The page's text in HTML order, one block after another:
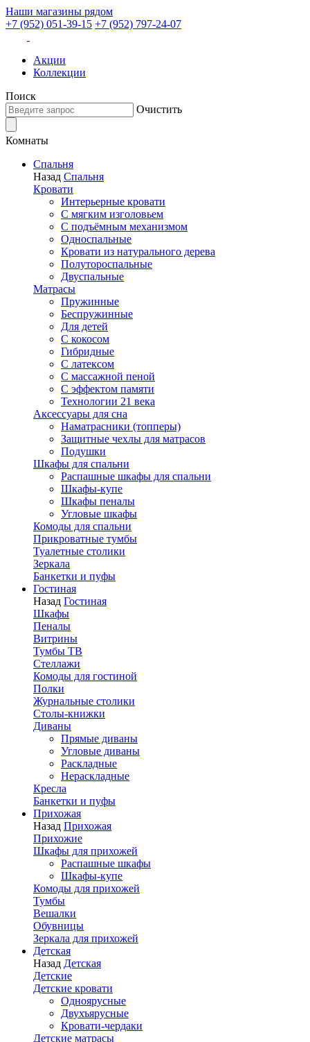
Наши магазины рядом
+7 (952) 051-39-15 +7 (952) 797-24-07
Акции
Коллекции
Поиск
Очистить
Комнаты
Спальня
Назад Спальня
Кровати
Интерьерные кровати
С мягким изголовьем
С подъёмным механизмом
Односпальные
Кровати из натурального дерева
Полутороспальные
Двуспальные
Матрасы
Пружинные
Беспружинные
Для детей
C кокосом
Гибридные
С латексом
С массажной пеной
С эффектом памяти
Технологии 21 века
Аксессуары для сна
Наматрасники (топперы)
Защитные чехлы для матрасов
Подушки
Шкафы для спальни
Распашные шкафы для спальни
Шкафы-купе
Шкафы пеналы
Угловые шкафы
Комоды для спальни
Прикроватные тумбы
Туалетные столики
Зеркала
Банкетки и пуфы
Гостиная
Назад Гостиная
Шкафы
Пеналы
Витрины
Тумбы ТВ
Стеллажи
Комоды для гостиной
Полки
Журнальные столики
Столы-книжки
Диваны
Прямые диваны
Угловые диваны
Раскладные
Нераскладные
Кресла
Банкетки и пуфы
Прихожая
Назад Прихожая
Прихожие
Шкафы для прихожей
Распашные шкафы
Шкафы-купе
Комоды для прихожей
Тумбы
Вешалки
Обувницы
Зеркала для прихожей
Детская
Назад Детская
Детские
Детские кровати
Одноярусные
Двухъярусные
Кровати-чердаки
Детские матрасы